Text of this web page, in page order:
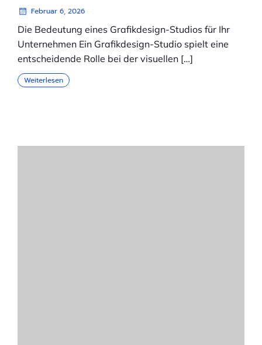
Februar 6, 2026
Die Bedeutung eines Grafikdesign-Studios für Ihr
Unternehmen Ein Grafikdesign-Studio spielt eine
entscheidende Rolle bei der visuellen […]
Weiterlesen